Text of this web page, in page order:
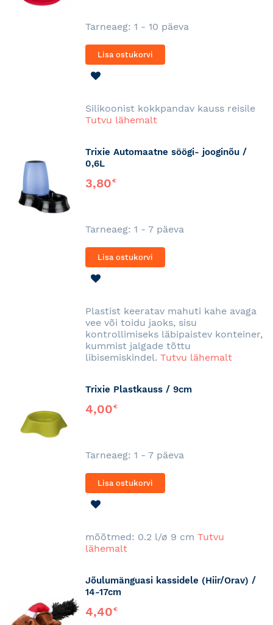
Tarneaeg: 1 - 10 päeva
Lisa ostukorvi
Silikoonist kokkpandav kauss reisile
Tutvu lähemalt
Trixie Automaatne söögi- jooginõu /
0,6L
3,80€
Tarneaeg: 1 - 7 päeva
Lisa ostukorvi
Plastist keeratav mahuti kahe avaga
vee või toidu jaoks, sisu
kontrollimiseks läbipaistev konteiner,
kummist jalgade tõttu
libisemiskindel. Tutvu lähemalt
Trixie Plastkauss / 9cm
4,00€
Tarneaeg: 1 - 7 päeva
Lisa ostukorvi
mõõtmed: 0.2 l/ø 9 cm Tutvu
lähemalt
Jõulumänguasi kassidele (Hiir/Orav) /
14-17cm
4,40€